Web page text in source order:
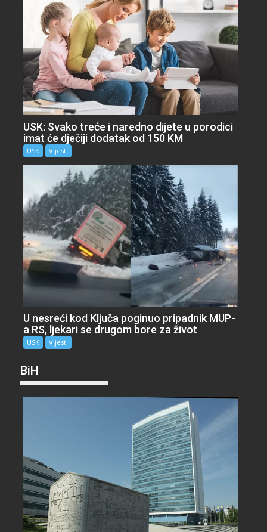
USK: Svako treće i naredno dijete u porodici
imat će dječiji dodatak od 150 KM
USK Vijesti
U nesreći kod Ključa poginuo pripadnik MUP-
a RS, ljekari se drugom bore za život
USK Vijesti
BiH